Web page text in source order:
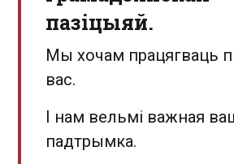
пазіцыяй.
Мы хочам працягваць
вас.
І нам вельмі важная
падтрымка.